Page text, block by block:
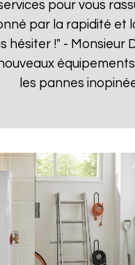
pour vous
par la rapidité et
hésiter !" - Monsieur
les pannes